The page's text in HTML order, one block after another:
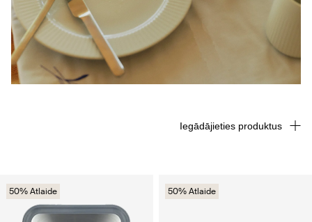
50% Atlaide 50% Atlaide
Iegādājieties produktus